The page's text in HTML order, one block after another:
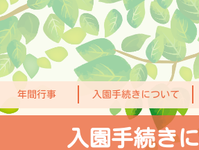
年間行事 入園手続きについて
入園手続き